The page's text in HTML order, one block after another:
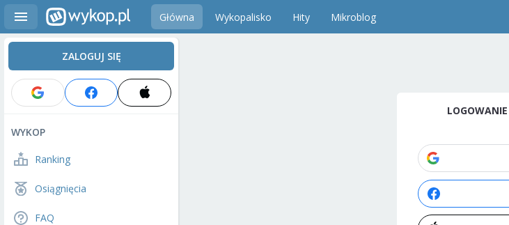
Główna Wykopalisko Hity Mikroblog
ZALOGUJ SIĘ
WYKOP
Ranking
Osiągnięcia
FAQ
LOGOWANIE